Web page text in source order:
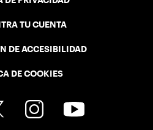
TU CUENTA
DE ACCESIBILIDAD
DE COOKIES